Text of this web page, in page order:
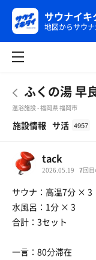
サウナイキ
地図からサウナ
ふくの湯 早
温浴施設 - 福岡県 福岡市
施設情報 サ活 4957
tack
2026.05.19 7回
サウナ：高温7分 × 3
水風呂：1分 × 3
合計：3セット
一言：80分滞在